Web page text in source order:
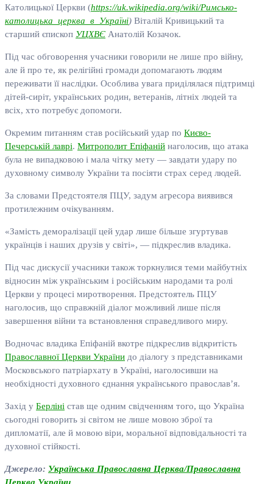
Католицької Церкви (https://uk.wikipedia.org/wiki/Римсько-
католицька_церква_в_Україні) Віталій Кривицький та
старший єпископ УЦХВЄ Анатолій Козачок.
Під час обговорення учасники говорили не лише про війну,
але й про те, як релігійні громади допомагають людям
переживати її наслідки. Особлива увага приділялася підтримці
дітей-сиріт, українських родин, ветеранів, літніх людей та
всіх, хто потребує допомоги.
Окремим питанням став російський удар по Києво-
Печерській лаврі. Митрополит Епіфаній наголосив, що атака
була не випадковою і мала чітку мету — завдати удару по
духовному символу України та посіяти страх серед людей.
За словами Предстоятеля ПЦУ, задум агресора виявився
протилежним очікуванням.
«Замість деморалізації цей удар лише більше згуртував
українців і наших друзів у світі», — підкреслив владика.
Під час дискусії учасники також торкнулися теми майбутніх
відносин між українським і російським народами та ролі
Церкви у процесі миротворення. Предстоятель ПЦУ
наголосив, що справжній діалог можливий лише після
завершення війни та встановлення справедливого миру.
Водночас владика Епіфаній вкотре підкреслив відкритість
Православної Церкви України до діалогу з представниками
Московського патріархату в Україні, наголосивши на
необхідності духовного єднання українського православ’я.
Захід у Берліні став ще одним свідченням того, що Україна
сьогодні говорить зі світом не лише мовою зброї та
дипломатії, але й мовою віри, моральної відповідальності та
духовної стійкості.
Джерело: Українська Православна Церква/Православна